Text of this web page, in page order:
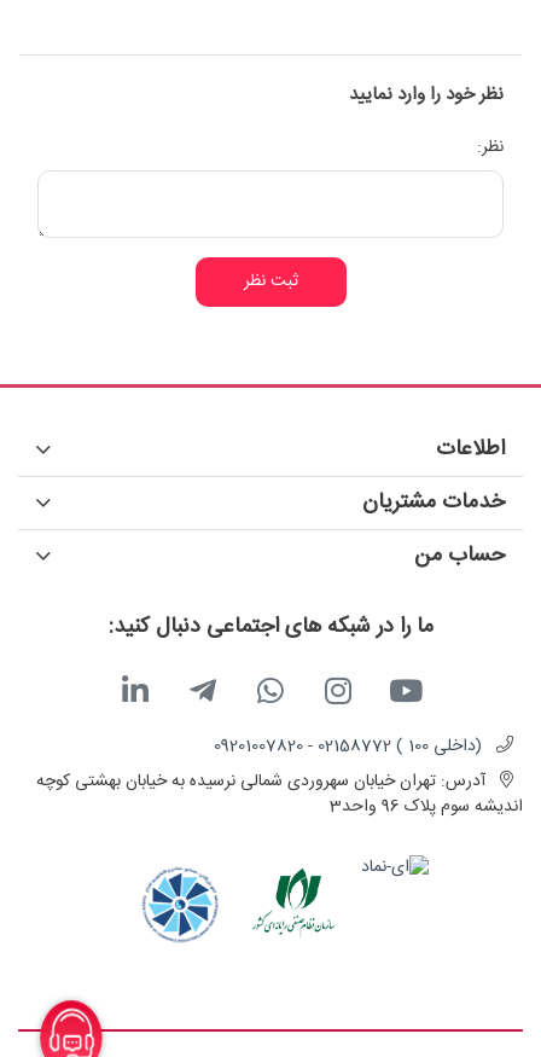
نظر خود را وارد نمایید
نظر:
ثبت نظر
ما را در شبکه های اجتماعی دنبال کنید:
(داخلی 100 ) 02158772 - 09201007820
آدرس: تهران خیابان سهروردی شمالی نرسیده به خیابان بهشتی کوچه
اندیشه سوم پلاک 96 واحد3
اطلاعات
خدمات مشتریان
حساب من